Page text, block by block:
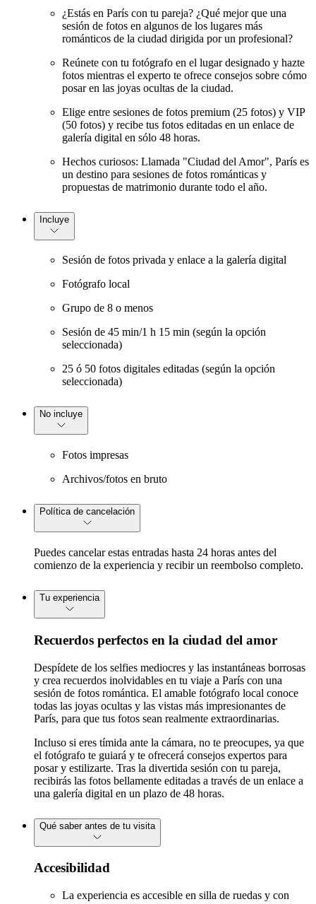
¿Estás en París con tu pareja? ¿Qué mejor que una
sesión de fotos en algunos de los lugares más
románticos de la ciudad dirigida por un profesional?
Reúnete con tu fotógrafo en el lugar designado y hazte
fotos mientras el experto te ofrece consejos sobre cómo
posar en las joyas ocultas de la ciudad.
Elige entre sesiones de fotos premium (25 fotos) y VIP
(50 fotos) y recibe tus fotos editadas en un enlace de
galería digital en sólo 48 horas.
Hechos curiosos: Llamada "Ciudad del Amor", París es
un destino para sesiones de fotos románticas y
propuestas de matrimonio durante todo el año.
Incluye
Sesión de fotos privada y enlace a la galería digital
Fotógrafo local
Grupo de 8 o menos
Sesión de 45 min/1 h 15 min (según la opción
seleccionada)
25 ó 50 fotos digitales editadas (según la opción
seleccionada)
No incluye
Fotos impresas
Archivos/fotos en bruto
Política de cancelación
Puedes cancelar estas entradas hasta 24 horas antes del
comienzo de la experiencia y recibir un reembolso completo.
Tu experiencia
Recuerdos perfectos en la ciudad del amor
Despídete de los selfies mediocres y las instantáneas borrosas
y crea recuerdos inolvidables en tu viaje a París con una
sesión de fotos romántica. El amable fotógrafo local conoce
todas las joyas ocultas y las vistas más impresionantes de
París, para que tus fotos sean realmente extraordinarias.
Incluso si eres tímida ante la cámara, no te preocupes, ya que
el fotógrafo te guiará y te ofrecerá consejos expertos para
posar y estilizarte. Tras la divertida sesión con tu pareja,
recibirás las fotos bellamente editadas a través de un enlace a
una galería digital en un plazo de 48 horas.
Qué saber antes de tu visita
Accesibilidad
La experiencia es accesible en silla de ruedas y con